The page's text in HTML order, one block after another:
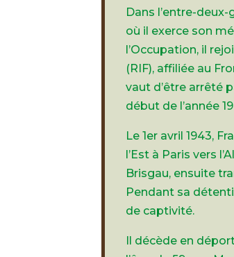
Dans l’entre-deux-
où il exerce son
l’Occupation, il
(RIF), affiliée au
vaut d’être arrêté
début de l’année
Le 1er avril 1943,
l’Est à Paris vers
Brisgau, ensuite
Pendant sa
de captivité.
Il décède en